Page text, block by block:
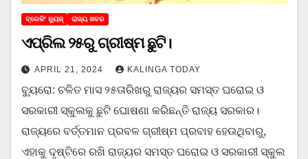
ବ୍ରେକିଂ ନ୍ୟୁଜ୍ ରାଜ୍ୟ ଖବର
ଏପ୍ରିଲ ୨୫ରୁ ଗ୍ରୀଷ୍ମ ଛୁଟି।
APRIL 21, 2024 KALINGA TODAY
ବ୍ୟୁରୋ: ଚଳିତ ମାସ ୨୫ତାରିଖରୁ ରାଜ୍ୟର ସମସ୍ତ ଘରୋଇ ଓ
ସରକାରୀ ସ୍କୁଲକୁ ଛୁଟି ଘୋଷଣା କରିଛନ୍ତି ରାଜ୍ୟ ସରକାର।
ରାଜ୍ୟରେ ବର୍ତ୍ତମାନ ପ୍ରବଳ ଗ୍ରୀଷ୍ମ ପ୍ରବାହ ହେଉଥିବାରୁ,
ଏହାକୁ ଦୃଷ୍ଟିରେ ରଖି ରାଜ୍ୟର ସମସ୍ତ ଘରୋଇ ଓ ସରକାରୀ ସ୍କୁଲ